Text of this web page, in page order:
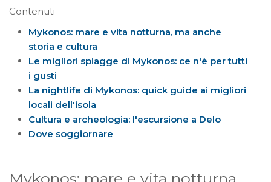
Contenuti
Mykonos: mare e vita notturna, ma anche
storia e cultura
Le migliori spiagge di Mykonos: ce n'è per tutti
i gusti
La nightlife di Mykonos: quick guide ai migliori
locali dell'isola
Cultura e archeologia: l'escursione a Delo
Dove soggiornare
Mykonos: mare e vita notturna,